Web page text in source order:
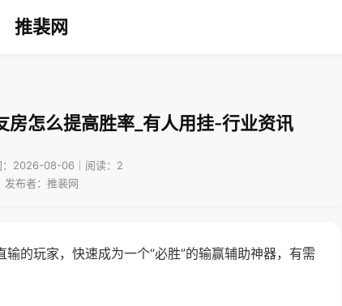
推裴网
房怎么提高胜率_有人用挂-行业资讯
：2026-08-06｜阅读：2
发布者：推裴网
的玩家，快速成为一个“必胜”的输赢辅助神器，有需